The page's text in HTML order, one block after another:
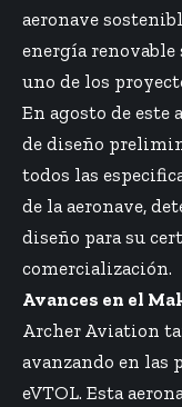
aeronave
energía renovable
uno de los
En agosto de este
de diseño
todos las
de la aeronave,
diseño para su
comercialización.
Avances en el
Archer Aviation
avanzando en las
eVTOL. Esta